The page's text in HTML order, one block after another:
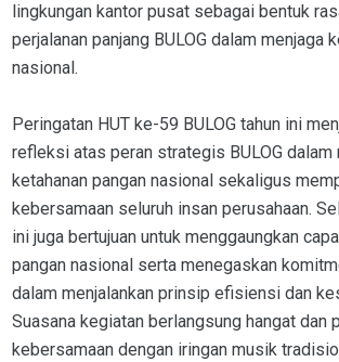
lingkungan kantor pusat sebagai bentuk
perjalanan panjang BULOG dalam menjaga
nasional.
Peringatan HUT ke-59 BULOG tahun ini
refleksi atas peran strategis BULOG dalam
ketahanan pangan nasional sekaligus
kebersamaan seluruh insan perusahaan.
ini juga bertujuan untuk menggaungkan
pangan nasional serta menegaskan
dalam menjalankan prinsip efisiensi dan
Suasana kegiatan berlangsung hangat dan
kebersamaan dengan iringan musik